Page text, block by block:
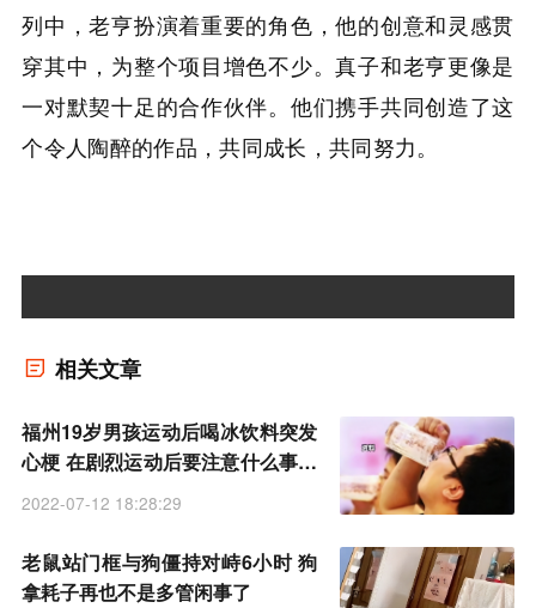
列中，老亨扮演着重要的角色，他的创意和灵感贯
穿其中，为整个项目增色不少。真子和老亨更像是
一对默契十足的合作伙伴。他们携手共同创造了这
个令人陶醉的作品，共同成长，共同努力。
相关文章
福州19岁男孩运动后喝冰饮料突发
心梗 在剧烈运动后要注意什么事项
和问题
2022-07-12 18:28:29
老鼠站门框与狗僵持对峙6小时 狗
拿耗子再也不是多管闲事了